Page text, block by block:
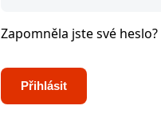
Zapomněla jste své heslo?